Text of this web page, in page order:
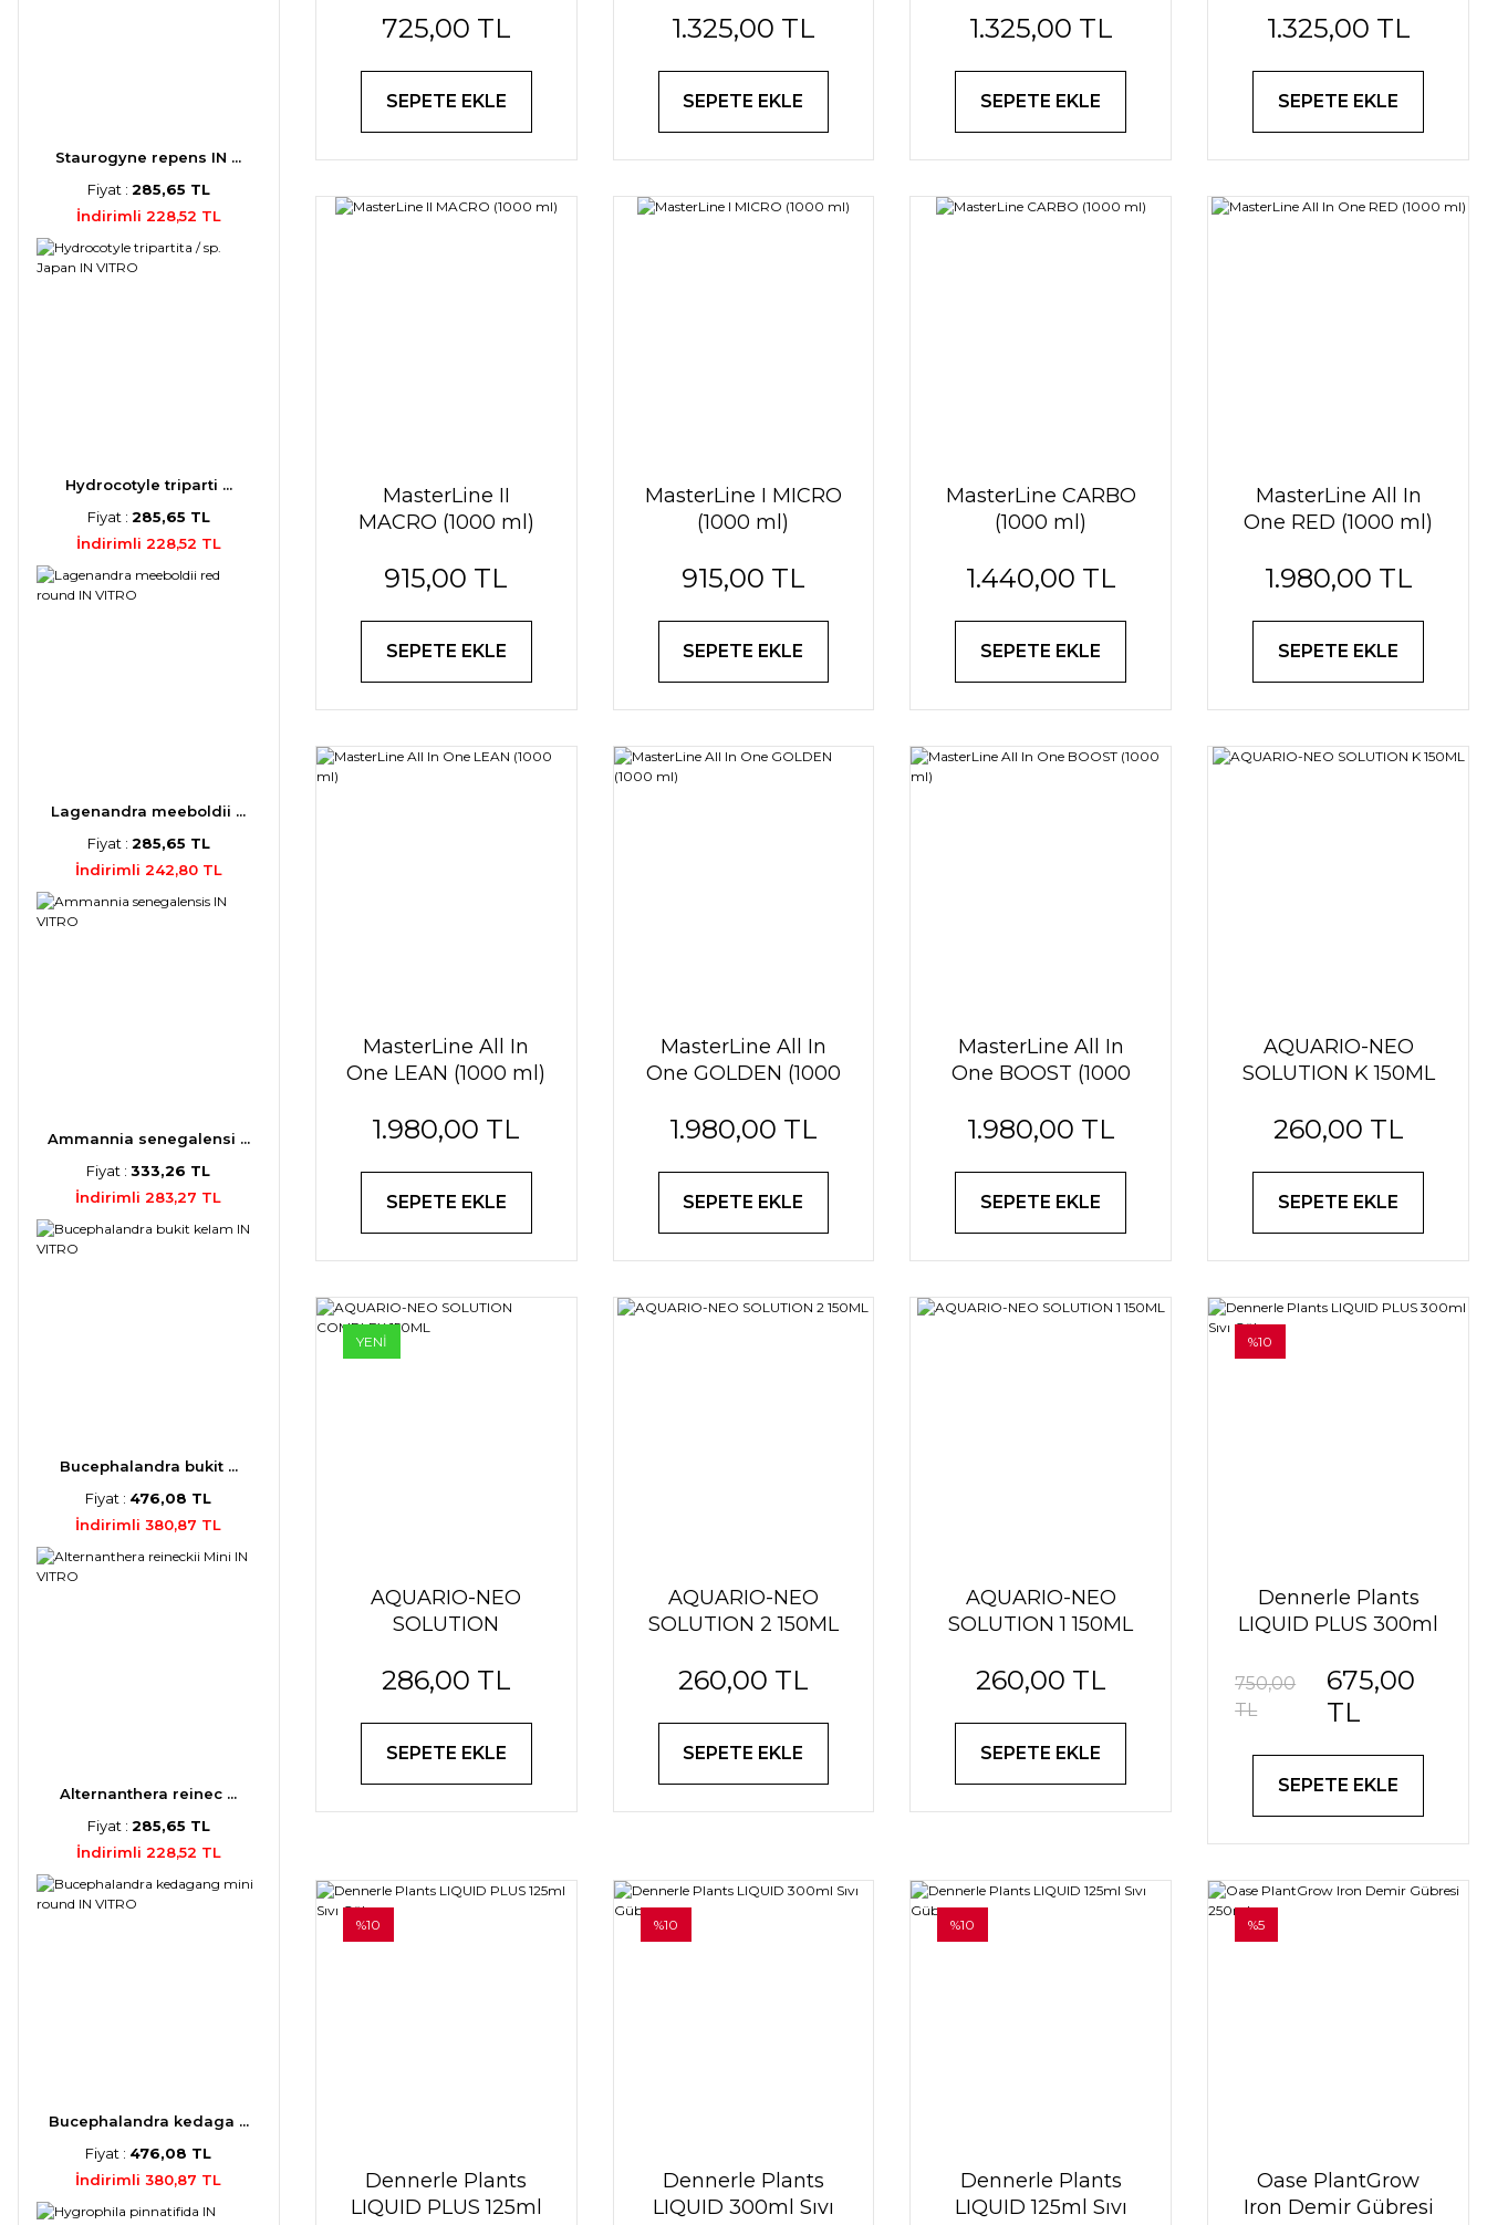
Staurogyne repens IN ...
Fiyat : 285,65 TL
İndirimli 228,52 TL
Hydrocotyle triparti ...
Fiyat : 285,65 TL
İndirimli 228,52 TL
Lagenandra meeboldii ...
Fiyat : 285,65 TL
İndirimli 242,80 TL
Ammannia senegalensi ...
Fiyat :333,26 TL
İndirimli 283,27 TL
Bucephalandra bukit ...
Fiyat : 476,08 TL
İndirimli 380,87 TL
Alternanthera reinec ...
Fiyat : 285,65 TL
İndirimli 228,52 TL
Bucephalandra kedaga ...
Fiyat : 476,08 TL
İndirimli 380,87 TL
725,00 TL
SEPETE EKLE
1.325,00 TL
SEPETE EKLE
1.325,00 TL
SEPETE EKLE
1.325,00 TL
SEPETE EKLE
MasterLine II
MACRO (1000 ml)
915,00 TL
SEPETE EKLE
MasterLine I MICRO
(1000 ml)
915,00 TL
SEPETE EKLE
MasterLine CARBO
(1000 ml)
1.440,00 TL
SEPETE EKLE
MasterLine All In
One RED (1000 ml)
1.980,00 TL
SEPETE EKLE
MasterLine All In
One LEAN (1000 ml)
1.980,00 TL
SEPETE EKLE
MasterLine All In
One GOLDEN (1000
1.980,00 TL
SEPETE EKLE
MasterLine All In
One BOOST (1000
1.980,00 TL
SEPETE EKLE
AQUARIO-NEO
SOLUTION K 150ML
260,00 TL
SEPETE EKLE
YENİ
AQUARIO-NEO
SOLUTION
286,00 TL
SEPETE EKLE
AQUARIO-NEO
SOLUTION 2 150ML
260,00 TL
SEPETE EKLE
AQUARIO-NEO
SOLUTION 1 150ML
260,00 TL
SEPETE EKLE
%10
Dennerle Plants
LIQUID PLUS 300ml
750,00
TL
675,00
TL
SEPETE EKLE
%10
Dennerle Plants
LIQUID PLUS 125ml
%10
Dennerle Plants
LIQUID 300ml Sıvı
%10
Dennerle Plants
LIQUID 125ml Sıvı
%5
Oase PlantGrow
Iron Demir Gübresi